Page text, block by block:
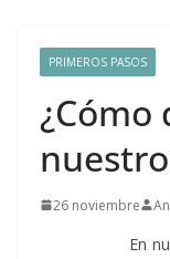
PRIMEROS PASOS
¿Cómo
26 noviembre
En nuestra